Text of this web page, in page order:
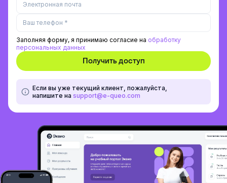
Заполняя форму, я принимаю согласие на обработку
персональных данных
Если вы уже текущий клиент, пожалуйста,
напишите на support@e-queo.com